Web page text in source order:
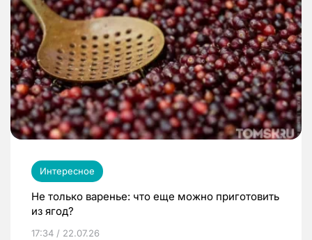
Интересное
Не только варенье: что еще можно приготовить
из ягод?
17:34 / 22.07.26